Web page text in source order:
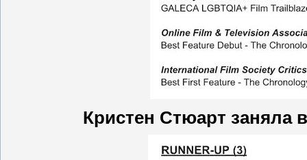
Кристен Стюарт заняла